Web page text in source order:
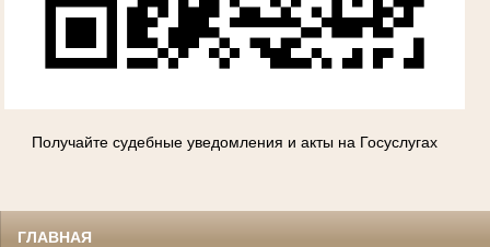
Получайте судебные уведомления и акты на Госуслугах
ГЛАВНАЯ